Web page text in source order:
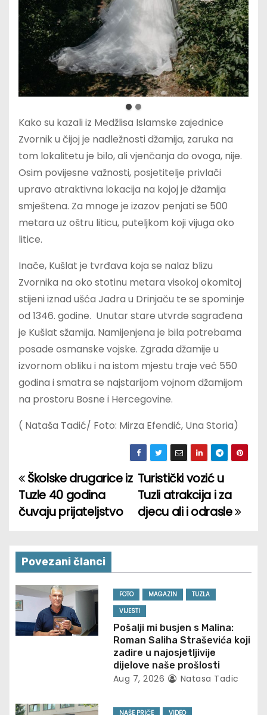
Kako su kazali iz Medžlisa Islamske zajednice
Zvornik u čijoj je nadležnosti džamija, zaruka na
tom lokalitetu je bilo, ali vjenčanja do ovoga, nije.
Osim povijesne važnosti, posjetitelje privlači
upravo atraktivna lokacija na kojoj je džamija
smještena. Za mnoge je izazov penjati se 500
metara uz oštru liticu, puteljkom koji vijuga oko
litice.
Inače, Kušlat je tvrđava koja se nalaz blizu
Zvornika na oko stotinu metara visokoj okomitoj
stijeni iznad ušća Jadra u Drinjaču te se spominje
od 1346. godine. Unutar stare utvrde sagrađena
je Kušlat sžamija. Namijenjena je bila potrebama
posade osmanske vojske. Zgrada džamije u
izvornom obliku i na istom mjestu traje već 550
godina i smatra se najstarijom vojnom džamijom
na prostoru Bosne i Hercegovine.
( Nataša Tadić/ Foto: Mirza Efendić, Una Storia)
P
o
t
n
a
v
a
Turistički vozić u
Tuzli atrakcija i za
djecu ali i odrasle
Školske drugarice iz
Tuzle 40 godina
čuvaju prijateljstvo
Povezani članci
FOTO MAGAZIN
TUZLA
VIJESTI
Pošalji mi busjen s Malina:
Roman Saliha Straševića koji
zadire u najosjetljivije
dijelove naše prošlosti
Aug 7, 2026 Natasa Tadic
NAŠE PRIČE VIDEO